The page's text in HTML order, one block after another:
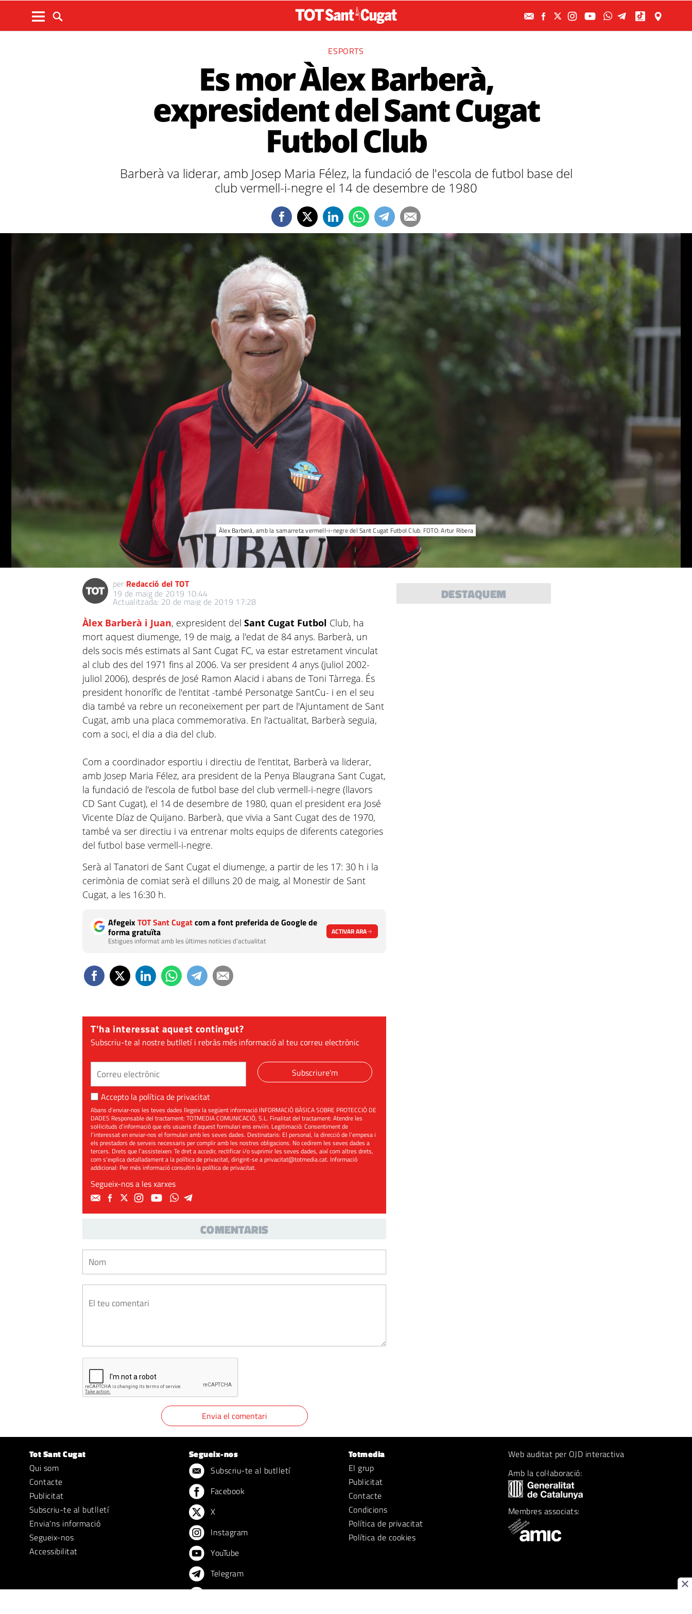
ESPORTS
Es mor Àlex Barberà,
expresident del Sant Cugat
Futbol Club
Barberà va liderar, amb Josep Maria Félez, la fundació de l'escola de futbol base del
club vermell-i-negre el 14 de desembre de 1980
Àlex Barberà, amb la samarreta vermell-i-negre del Sant Cugat Futbol Club. FOTO: Artur Ribera
per Redacció del TOT
19 de maig de 2019 10:44
Actualitzada: 20 de maig de 2019 17:28
Àlex Barberà i Juan, expresident delSant Cugat Futbol Club, ha
mort aquest diumenge, 19 de maig, a l'edat de 84 anys. Barberà, un
dels socis més estimats al Sant Cugat FC, va estar estretament vinculat
al club des del 1971 fins al 2006. Va ser president 4 anys (juliol 2002-
juliol 2006), després de José Ramon Alacid i abans de Toni Tàrrega. És
president honorífic de l'entitat -també Personatge SantCu- i en el seu
dia també va rebre un reconeixement per part de l'Ajuntament de Sant
Cugat, amb una placa commemorativa. En l'actualitat, Barberà seguia,
com a soci, el dia a dia del club.
Com a coordinador esportiu i directiu de l'entitat, Barberà va liderar,
amb Josep Maria Félez, ara president de la Penya Blaugrana Sant Cugat,
la fundació de l'escola de futbol base del club vermell-i-negre (llavors
CD Sant Cugat), el 14 de desembre de 1980, quan el president era José
Vicente Díaz de Quijano. Barberà, que vivia a Sant Cugat des de 1970,
també va ser directiu i va entrenar molts equips de diferents categories
del futbol base vermell-i-negre.
Serà al Tanatori de Sant Cugat el diumenge, a partir de les 17: 30 h i la
cerimònia de comiat serà el dilluns 20 de maig, al Monestir de Sant
Cugat, a les 16:30 h.
AfegeixTOT Sant Cugatcom a font preferida de Google de
forma gratuïta
Estigues informat amb les últimes notícies d'actualitat
ACTIVAR ARA
T'ha interessat aquest contingut?
Subscriu-te al nostre butlletí i rebràs més informació al teu correu electrònic
Subscriure'm
Accepto la política de privacitat
Abans d’enviar-nos les teves dades llegeix la següent informació INFORMACIÓ BÀSICA SOBRE PROTECCIÓ DE
DADES Responsable del tractament: TOTMEDIA COMUNICACIÓ, S.L. Finalitat del tractament: Atendre les
sol·licituds d’informació que els usuaris d’aquest formulari ens enviïn. Legitimació: Consentiment de
l’interessat en enviar-nos el formulari amb les seves dades. Destinataris: El personal, la direcció de l’empesa i
els prestadors de serveis necessaris per complir amb les nostres obligacions. No cedirem les seves dades a
tercers. Drets que l’assisteixen: Te dret a accedir, rectificar i/o suprimir les seves dades, així com altres drets,
com s’explica detalladament a la política de privacitat, dirigint-se aprivacitat@totmedia.cat. Informació
addicional: Per més informació consultin lapolítica de privacitat.
Segueix-nos a les xarxes
COMENTARIS
DESTAQUEM
Tot Sant Cugat
Qui som
Contacte
Publicitat
Subscriu-te al butlletí
Envia'ns informació
Segueix-nos
Accessibilitat
Segueix-nos
Subscriu-te al butlletí
Facebook
X
Instagram
YouTube
Telegram
TikTok
Totmedia
El grup
Publicitat
Contacte
Condicions
Política de privacitat
Política de cookies
Web auditat per OJD interactiva
Amb la col·laboració:
Membres associats: